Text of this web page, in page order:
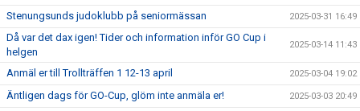
Stenungsunds judoklubb på seniormässan 2025-03-31 16:49
Då var det dax igen! Tider och information inför GO Cup i
helgen
2025-03-14 11:43
Anmäl er till Trollträffen 1 12-13 april 2025-03-04 19:02
Äntligen dags för GO-Cup, glöm inte anmäla er! 2025-03-03 20:49